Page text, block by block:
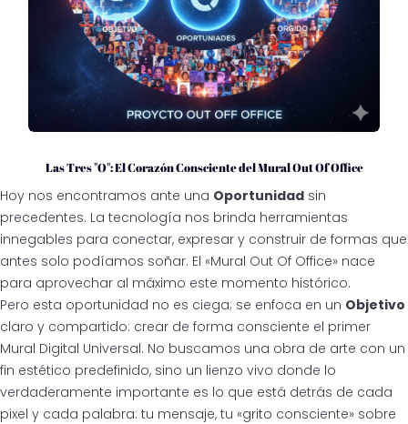
Las Tres "O": El Corazón Consciente del Mural Out Of Office
Hoy nos encontramos ante una Oportunidad sin
precedentes. La tecnología nos brinda herramientas
innegables para conectar, expresar y construir de formas que
antes solo podíamos soñar. El «Mural Out Of Office» nace
para aprovechar al máximo este momento histórico.
Pero esta oportunidad no es ciega; se enfoca en un Objetivo
claro y compartido: crear de forma consciente el primer
Mural Digital Universal. No buscamos una obra de arte con un
fin estético predefinido, sino un lienzo vivo donde lo
verdaderamente importante es lo que está detrás de cada
pixel y cada palabra: tu mensaje, tu «grito consciente» sobre